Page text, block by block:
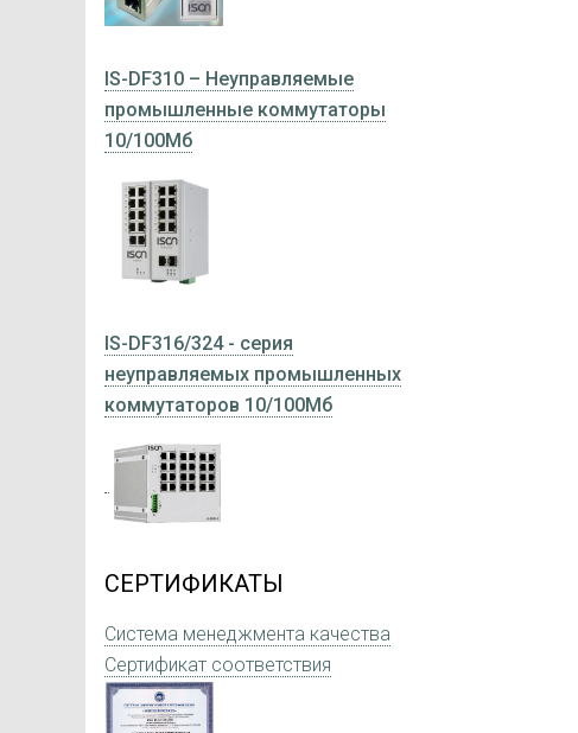
IS-DF310 – Неуправляемые
промышленные коммутаторы
10/100Мб
IS-DF316/324 - серия
неуправляемых промышленных
коммутаторов 10/100Мб
СЕРТИФИКАТЫ
Система менеджмента качества
Сертификат соответствия